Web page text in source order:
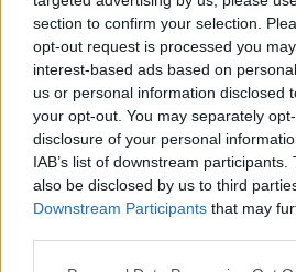
section to confirm your selection.
opt-out request is processed you
interest-based ads based on
us or personal information disclosed
your opt-out. You may separately
disclosure of your personal
IAB’s list of downstream
also be disclosed by us to third
Downstream Participants that may
Η οικογένεια της κοπέλας